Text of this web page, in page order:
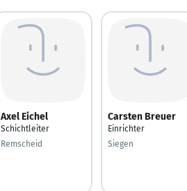
Axel Eichel
Schichtleiter
Remscheid
Carsten Breuer
Einrichter
Siegen